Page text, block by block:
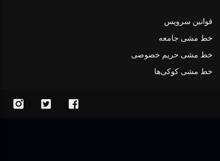
قوانین سرویس
خط مشی جامعه
خط مشی حریم خصوصی
خط مشی کوکی‌ها